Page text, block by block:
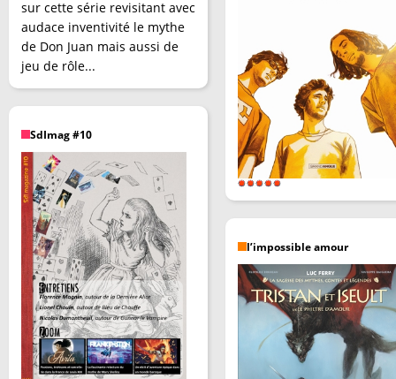
sur cette série revisitant avec
audace inventivité le mythe
de Don Juan mais aussi de
jeu de rôle...
SdImag #10
l’impossible amour